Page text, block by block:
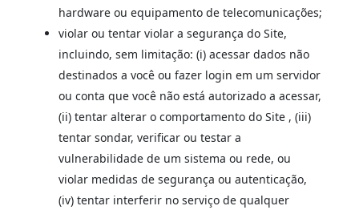
hardware ou equipamento de telecomunicações;
violar ou tentar violar a segurança do Site,
incluindo, sem limitação: (i) acessar dados não
destinados a você ou fazer login em um servidor
ou conta que você não está autorizado a acessar,
(ii) tentar alterar o comportamento do Site , (iii)
tentar sondar, verificar ou testar a
vulnerabilidade de um sistema ou rede, ou
violar medidas de segurança ou autenticação,
(iv) tentar interferir no serviço de qualquer